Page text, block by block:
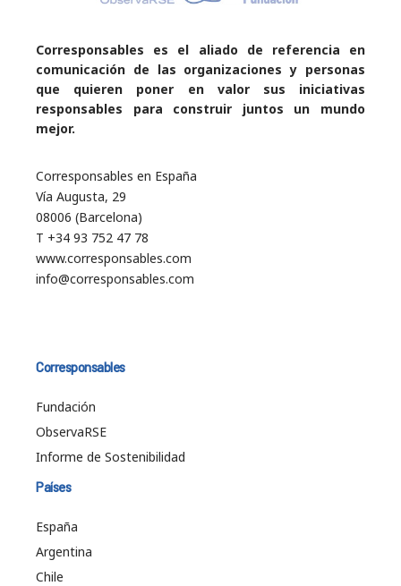
Corresponsables es el aliado de referencia en
comunicación de las organizaciones y personas
que quieren poner en valor sus iniciativas
responsables para construir juntos un mundo
mejor.
Corresponsables en España
Vía Augusta, 29
08006 (Barcelona)
T +34 93 752 47 78
www.corresponsables.com
info@corresponsables.com
Corresponsables
Fundación
ObservaRSE
Informe de Sostenibilidad
Países
España
Argentina
Chile